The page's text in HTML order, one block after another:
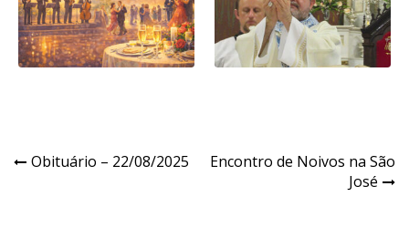
Navegação
Obituário – 22/08/2025
Encontro de Noivos na São
José